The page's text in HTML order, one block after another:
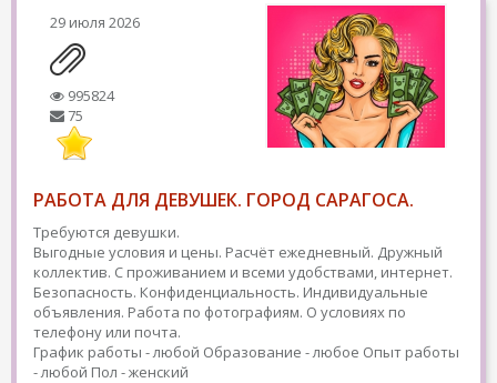
29 июля 2026
995824
75
РАБОТА ДЛЯ ДЕВУШЕК. ГОРОД САРАГОСА.
Требуются девушки.
Выгодные условия и цены. Расчёт ежедневный. Дружный
коллектив. С проживанием и всеми удобствами, интернет.
Безопасность. Конфиденциальность. Индивидуальные
объявления. Работа по фотографиям. О условиях по
телефону или почта.
График работы - любой Образование - любое Опыт работы
- любой Пол - женский